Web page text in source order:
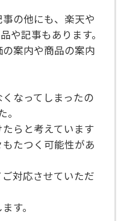
の他にも、楽天や
や記事もあります。
案内や商品の案内
なってしまったの
らと考えています
たつく可能性があ
対応させていただ
す。